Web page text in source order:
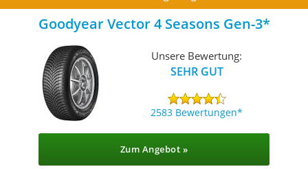
Goodyear Vector 4 Seasons Gen-3
Unsere Bewertung:
SEHR GUT
2583 Bewertungen
Zum Angebot »